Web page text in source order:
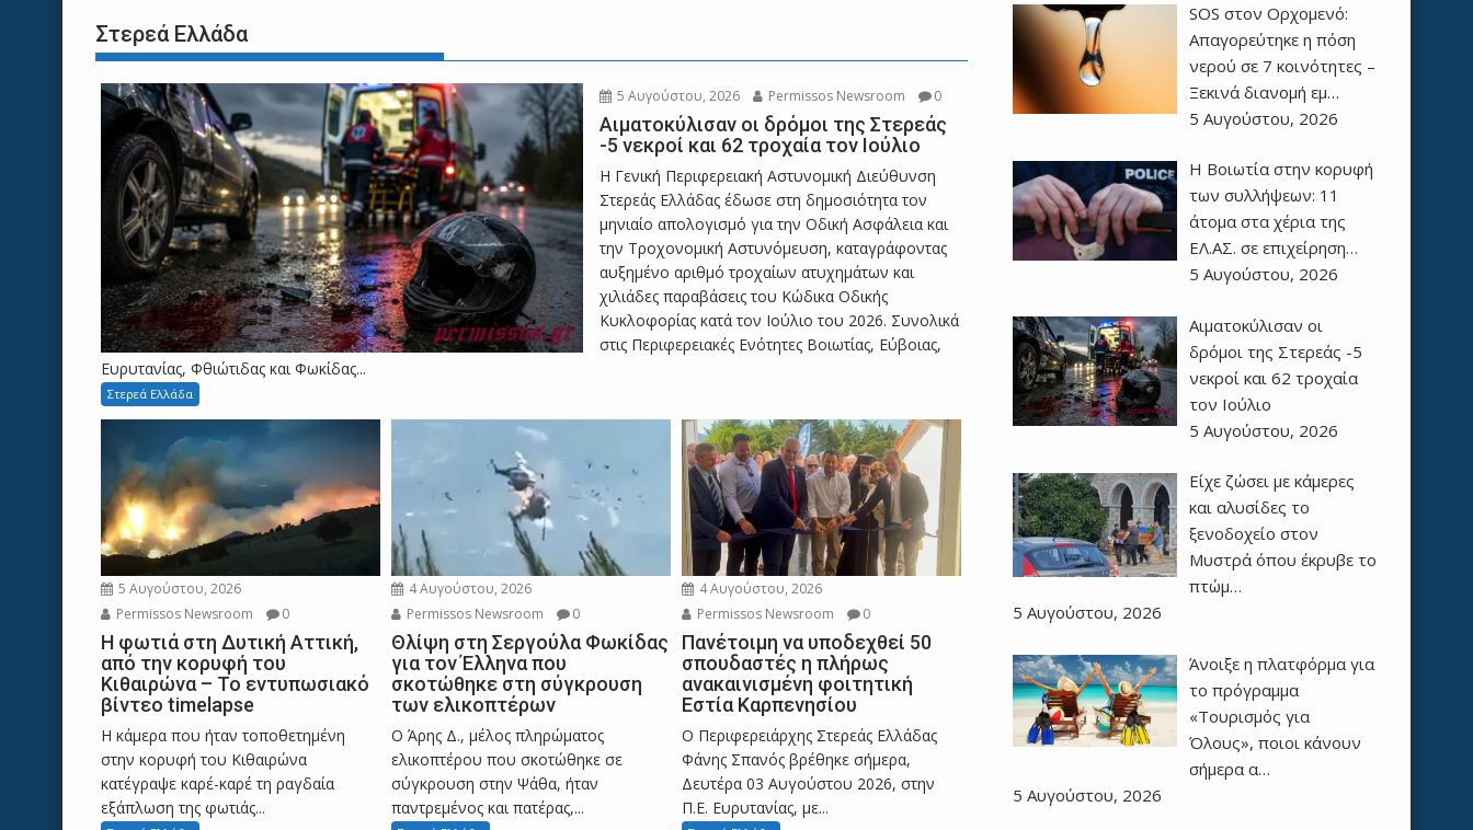
ι
ω
τ
ί
Ν
ί
Στερεά Ελλάδα
5 Αυγούστου, 2026 Permissos Newsroom 0
Αιματοκύλισαν οι δρόμοι της Στερεάς
-5 νεκροί και 62 τροχαία τον Ιούλιο
Η Γενική Περιφερειακή Αστυνομική Διεύθυνση
Στερεάς Ελλάδας έδωσε στη δημοσιότητα τον
μηνιαίο απολογισμό για την Οδική Ασφάλεια και
την Τροχονομική Αστυνόμευση, καταγράφοντας
αυξημένο αριθμό τροχαίων ατυχημάτων και
χιλιάδες παραβάσεις του Κώδικα Οδικής
Κυκλοφορίας κατά τον Ιούλιο του 2026. Συνολικά
στις Περιφερειακές Ενότητες Βοιωτίας, Εύβοιας,
Ευρυτανίας, Φθιώτιδας και Φωκίδας...
Στερεά Ελλάδα
5 Αυγούστου, 2026
Permissos Newsroom
0
Η φωτιά στη Δυτική Αττική,
από την κορυφή του
Κιθαιρώνα – Το εντυπωσιακό
βίντεο timelapse
Η κάμερα που ήταν τοποθετημένη
στην κορυφή του Κιθαιρώνα
κατέγραψε καρέ-καρέ τη ραγδαία
εξάπλωση της φωτιάς...
4 Αυγούστου, 2026
Permissos Newsroom
0
Θλίψη στη Σεργούλα Φωκίδας
για τον Έλληνα που
σκοτώθηκε στη σύγκρουση
των ελικοπτέρων
Ο Άρης Δ., μέλος πληρώματος
ελικοπτέρου που σκοτώθηκε σε
σύγκρουση στην Ψάθα, ήταν
παντρεμένος και πατέρας,...
4 Αυγούστου, 2026
Permissos Newsroom
0
Πανέτοιμη να υποδεχθεί 50
σπουδαστές η πλήρως
ανακαινισμένη φοιτητική
Εστία Καρπενησίου
Ο Περιφερειάρχης Στερεάς Ελλάδας
Φάνης Σπανός βρέθηκε σήμερα,
Δευτέρα 03 Αυγούστου 2026, στην
Π.Ε. Ευρυτανίας, με...
SOS στον Ορχομενό:
Απαγορεύτηκε η πόση
νερού σε 7 κοινότητες –
Ξεκινά διανομή εμ…
5 Αυγούστου, 2026
Η Βοιωτία στην κορυφή
των συλλήψεων: 11
άτομα στα χέρια της
ΕΛ.ΑΣ. σε επιχείρηση…
5 Αυγούστου, 2026
Αιματοκύλισαν οι
δρόμοι της Στερεάς -5
νεκροί και 62 τροχαία
τον Ιούλιο
5 Αυγούστου, 2026
Είχε ζώσει με κάμερες
και αλυσίδες το
ξενοδοχείο στον
Μυστρά όπου έκρυβε το
πτώμ…
5 Αυγούστου, 2026
Άνοιξε η πλατφόρμα για
το πρόγραμμα
«Τουρισμός για
Όλους», ποιοι κάνουν
σήμερα α…
5 Αυγούστου, 2026